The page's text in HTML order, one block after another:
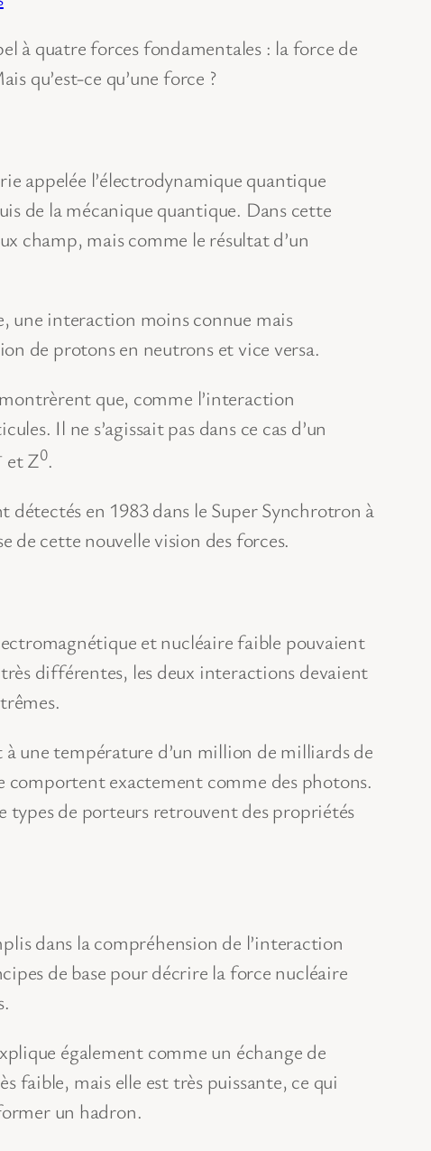
à quatre forces fondamentales : la force de
qu’est-ce qu’une force ?
appelée l’électrodynamique quantique
de la mécanique quantique. Dans cette
champ, mais comme le résultat d’un
une interaction moins connue mais
de protons en neutrons et vice versa.
que, comme l’interaction
Il ne s’agissait pas dans ce cas d’un
et Z0.
détectés en 1983 dans le Super Synchrotron à
de cette nouvelle vision des forces.
et nucléaire faible pouvaient
différentes, les deux interactions devaient
une température d’un million de milliards de
comportent exactement comme des photons.
types de porteurs retrouvent des propriétés
dans la compréhension de l’interaction
de base pour décrire la force nucléaire
également comme un échange de
faible, mais elle est très puissante, ce qui
un hadron.